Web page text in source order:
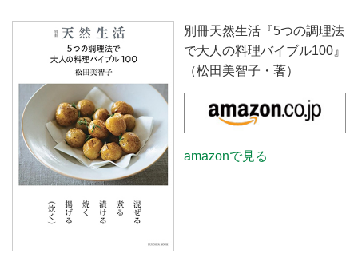
別冊天然生活『5つの調理法
で大人の料理バイブル100』
（松田美智子・著）
amazonで見る